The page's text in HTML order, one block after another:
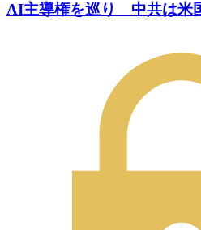
AI主導権を巡り 中共は米